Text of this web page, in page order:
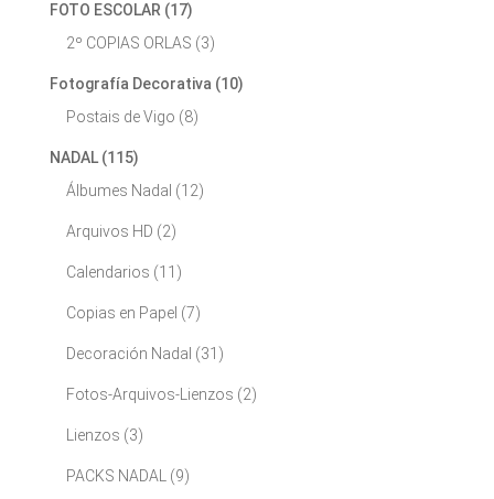
FOTO ESCOLAR (17)
2º COPIAS ORLAS (3)
Fotografía Decorativa (10)
Postais de Vigo (8)
NADAL (115)
Álbumes Nadal (12)
Arquivos HD (2)
Calendarios (11)
Copias en Papel (7)
Decoración Nadal (31)
Fotos-Arquivos-Lienzos (2)
Lienzos (3)
PACKS NADAL (9)